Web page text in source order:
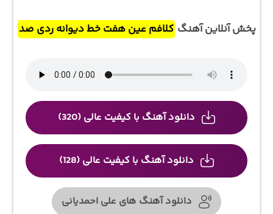
پخش آنلاین آهنگ کلافم عین هفت خط دیوانه ردی صد
دانلود آهنگ با کیفیت عالی (320)
دانلود آهنگ با کیفیت عالی (128)
دانلود آهنگ های علی احمدیانی